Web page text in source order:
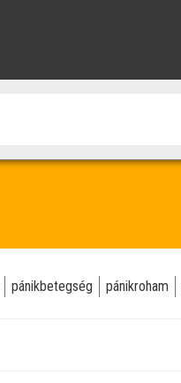
pánikbetegség pánikroham